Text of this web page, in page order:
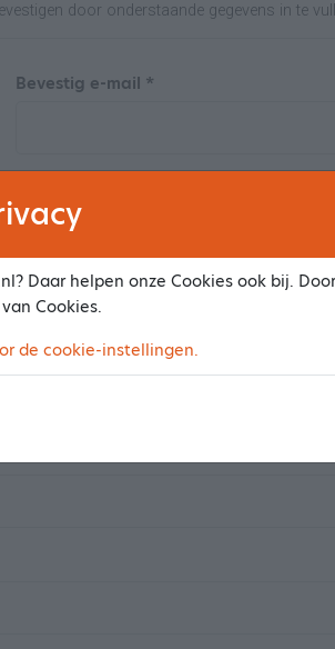
door onderstaande gegevens in te
Bevestig e-mail *
Daar helpen onze Cookies ook bij.
Cookies.
de cookie-instellingen.